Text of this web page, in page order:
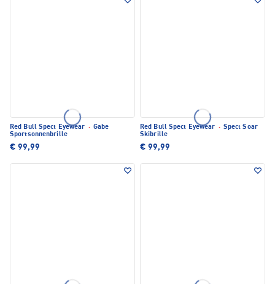
Red Bull Spect Eyewear · Gabe
Sportsonnenbrille
€ 99,99
Red Bull Spect Eyewear · Spect Soar
Skibrille
€ 99,99